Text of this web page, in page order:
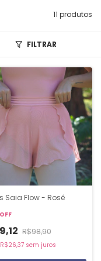
11 produtos
FILTRAR
Saia Flow - Rosê
OFF
R$98,90
R$26,37 sem juros